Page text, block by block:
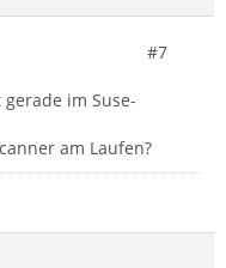
#7
im Suse-
am Laufen?